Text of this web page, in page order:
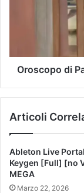
Oroscopo di
Articoli
Ableton Live
Keygen [Full] [no
MEGA
Marzo 22, 2026